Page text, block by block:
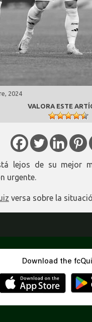
2024
VALORA ESTE
lejos de su mejor
urgente.
versa sobre la